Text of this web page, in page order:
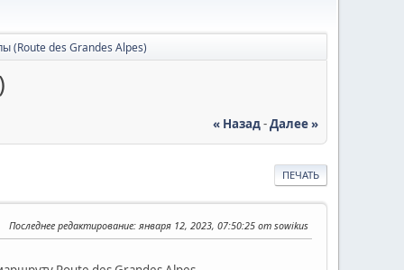
(Route des Grandes Alpes)
« Назад-Далее »
ПЕЧАТЬ
Последнее редактирование: января 12, 2023, 07:50:25 от sowikus